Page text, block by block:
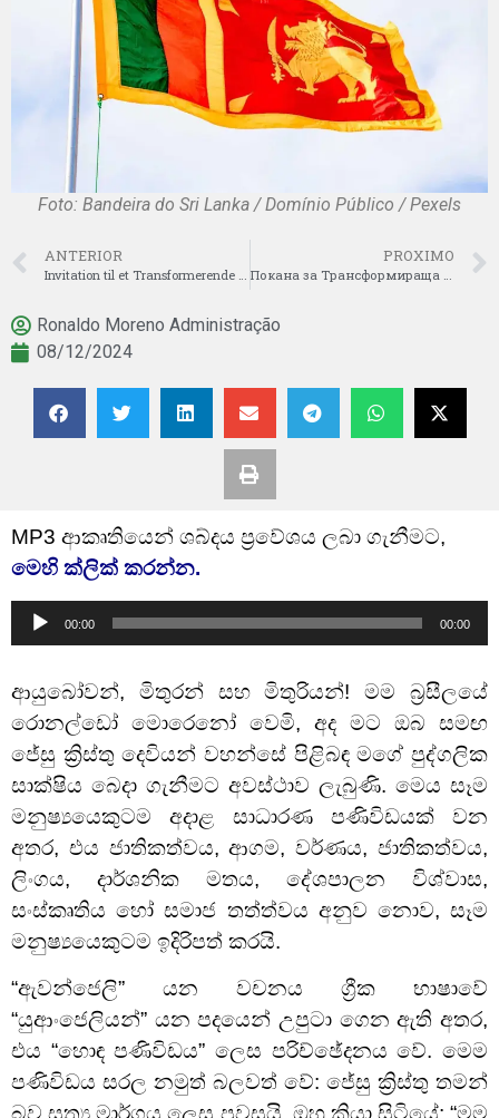
Foto: Bandeira do Sri Lanka / Domínio Público / Pexels
ANTERIOR
Invitation til et Transformerende Forhold med Jesus Kristus (Dinamarquês)
PROXIMO
Покана за Трансформираща Връзка с Исус Христос (Búlgaro)
Ronaldo Moreno Administração
08/12/2024
MP3 ආකෘතියෙන් ශබ්දය ප්‍රවේශය ලබා ගැනීමට,
මෙහි ක්ලික් කරන්න.
Tocador
00:00 00:00
ආයුබෝවන්, මිතුරන් සහ මිතුරියන්! මම බ්‍රසීලයේ
රොනල්ඩෝ මොරෙනෝ වෙමි, අද මට ඔබ සමඟ
ජේසු ක්‍රිස්තු දෙවියන් වහන්සේ පිළිබඳ මගේ පුද්ගලික
සාක්ෂිය බෙදා ගැනීමට අවස්ථාව ලැබුණි. මෙය සෑම
මනුෂ්‍යයෙකුටම අදාළ සාධාරණ පණිවිඩයක් වන
අතර, එය ජාතිකත්වය, ආගම, වර්ණය, ජාතිකත්වය,
ලිංගය, දාර්ශනික මතය, දේශපාලන විශ්වාස,
සංස්කෘතිය හෝ සමාජ තත්ත්වය අනුව නොව, සෑම
මනුෂ්‍යයෙකුටම ඉදිරිපත් කරයි.
“ඇවන්ජෙලි” යන වචනය ග්‍රීක භාෂාවේ
“යුආංජෙලියන්” යන පදයෙන් උපුටා ගෙන ඇති අතර,
එය “හොඳ පණිවිඩය” ලෙස පරිච්ඡේදනය වේ. මෙම
පණිවිඩය සරල නමුත් බලවත් වේ: ජේසු ක්‍රිස්තු තමන්
බව සත්‍ය මාර්ගය ලෙස පවසයි. ඔහු කියා සිටියේ: “මම